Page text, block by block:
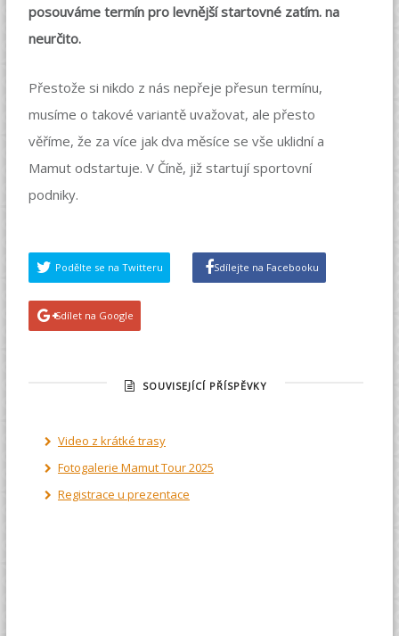
posouváme termín pro levnější startovné zatím. na
neurčito.
Přestože si nikdo z nás nepřeje přesun termínu,
musíme o takové variantě uvažovat, ale přesto
věříme, že za více jak dva měsíce se vše uklidní a
Mamut odstartuje. V Číně, již startují sportovní
podniky.
Podělte se na Twitteru Sdílejte na Facebooku
Sdílet na Google
SOUVISEJÍCÍ PŘÍSPĚVKY
Video z krátké trasy
Fotogalerie Mamut Tour 2025
Registrace u prezentace